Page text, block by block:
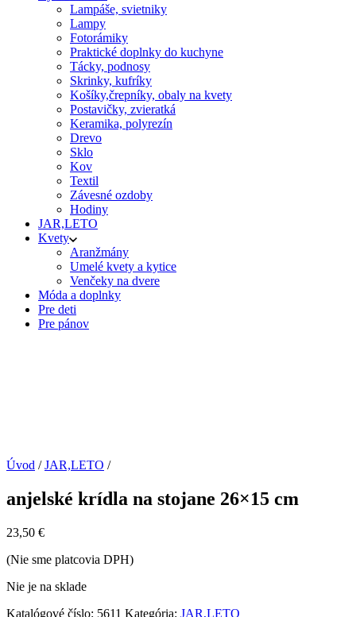
Lampáše, svietniky
Lampy
Fotorámiky
Praktické doplnky do kuchyne
Tácky, podnosy
Skrinky, kufríky
Košíky,črepníky, obaly na kvety
Postavičky, zvieratká
Keramika, polyrezín
Drevo
Sklo
Kov
Textil
Závesné ozdoby
Hodiny
JAR,LETO
Kvety
Aranžmány
Umelé kvety a kytice
Venčeky na dvere
Móda a doplnky
Pre deti
Pre pánov
Úvod /JAR,LETO /
anjelské krídla na stojane 26×15 cm
23,50 €
(Nie sme platcovia DPH)
Nie je na sklade
Katalógové číslo: 5611 Kategória: JAR,LETO